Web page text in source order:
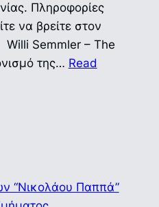
Πληροφορίες
να βρείτε στον
Semmler – The
της… Read
“Νικολάου Παππά”